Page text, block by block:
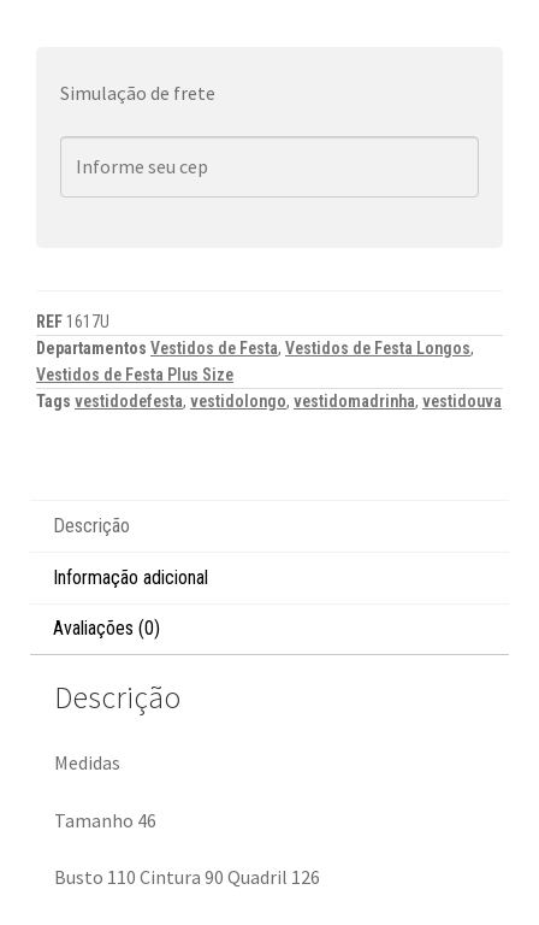
Simulação de frete
REF 1617U
Departamentos Vestidos de Festa, Vestidos de Festa Longos,
Vestidos de Festa Plus Size
Tags vestidodefesta, vestidolongo, vestidomadrinha, vestidouva
Descrição
Informação adicional
Avaliações (0)
Descrição
Medidas
Tamanho 46
Busto 110 Cintura 90 Quadril 126